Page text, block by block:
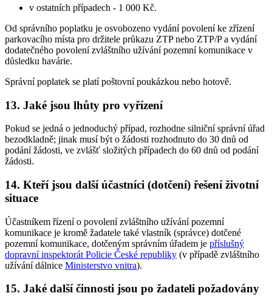
v ostatních případech - 1 000 Kč.
Od správního poplatku je osvobozeno vydání povolení ke zřízení
parkovacího místa pro držitele průkazu ZTP nebo ZTP/P a vydání
dodatečného povolení zvláštního užívání pozemní komunikace v
důsledku havárie.
Správní poplatek se platí poštovní poukázkou nebo hotově.
13. Jaké jsou lhůty pro vyřízení
Pokud se jedná o jednoduchý případ, rozhodne silniční správní úřad
bezodkladně; jinak musí být o žádosti rozhodnuto do 30 dnů od
podání žádosti, ve zvlášť složitých případech do 60 dnů od podání
žádosti.
14. Kteří jsou další účastníci (dotčení) řešení životní
situace
Účastníkem řízení o povolení zvláštního užívání pozemní
komunikace je kromě žadatele také vlastník (správce) dotčené
pozemní komunikace, dotčeným správním úřadem je příslušný
dopravní inspektorát Policie České republiky (v případě zvláštního
užívání dálnice Ministerstvo vnitra).
15. Jaké další činnosti jsou po žadateli požadovány